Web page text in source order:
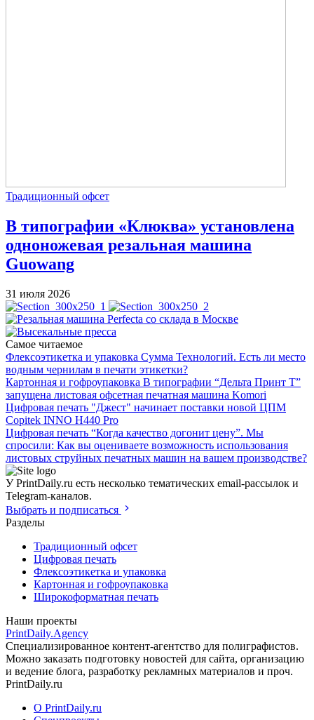
Традиционный офсет
В типографии «Клюква» установлена
одноножевая резальная машина
Guowang
31 июля 2026
Самое читаемое
Флексоэтикетка и упаковка Сумма Технологий. Есть ли место
водным чернилам в печати этикетки?
Картонная и гофроупаковка В типографии “Дельта Принт Т”
запущена листовая офсетная печатная машина Komori
Цифровая печать "Джест" начинает поставки новой ЦПМ
Copitek INNO H440 Pro
Цифровая печать “Когда качество догонит цену”. Мы
спросили: Как вы оцениваете возможность использования
листовых струйных печатных машин на вашем производстве?
У PrintDaily.ru есть несколько тематических email-рассылок и
Telegram-каналов.
Выбрать и подписаться
Разделы
Традиционный офсет
Цифровая печать
Флексоэтикетка и упаковка
Картонная и гофроупаковка
Широкоформатная печать
Наши проекты
PrintDaily.Agency
Специализированное контент-агентство для полиграфистов.
Можно заказать подготовку новостей для сайта, организацию
и ведение блога, разработку рекламных материалов и проч.
PrintDaily.ru
О PrintDaily.ru